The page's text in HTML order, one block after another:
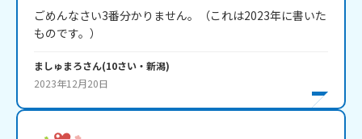
ごめんなさい3番分かりません。（これは2023年に書いた
ものです。）
ましゅまろさん(10さい・ 新潟)
2023年12月20日